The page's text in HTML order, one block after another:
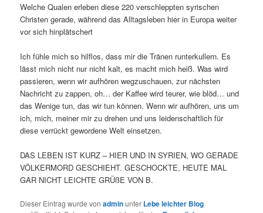
Welche Qualen erleben diese 220 verschleppten syrischen
Christen gerade, während das Alltagsleben hier in Europa weiter
vor sich hinplätschert
Ich fühle mich so hilflos, dass mir die Tränen runterkullern. Es
lässt mich nicht nur nicht kalt, es macht mich heiß. Was wird
passieren, wenn wir aufhören wegzuschauen, zur nächsten
Nachricht zu zappen, oh… der Kaffee wird teurer, wie blöd… und
das Wenige tun, das wir tun können. Wenn wir aufhören, uns um
ich, mich, meiner mir zu drehen und uns leidenschaftlich für
diese verrückt gewordene Welt einsetzen.
DAS LEBEN IST KURZ – HIER UND IN SYRIEN, WO GERADE
VÖLKERMORD GESCHIEHT. GESCHOCKTE, HEUTE MAL
GAR NICHT LEICHTE GRÜßE VON B.
Dieser Eintrag wurde vonadminunter Lebe leichter Blog